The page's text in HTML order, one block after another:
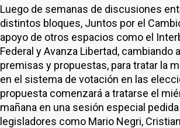
Luego de semanas de discusiones
distintos bloques, Juntos por el
apoyo de otros espacios como el
Federal y Avanza Libertad, cambiando
premisas y propuestas, para tratar la
en el sistema de votación en las
propuesta comenzará a tratarse el
mañana en una sesión especial
legisladores como Mario Negri,